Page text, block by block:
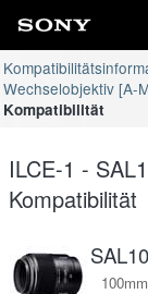
Wechselobjektiv [A-
Kompatibilität
ILCE-1 -
Kompatibilität